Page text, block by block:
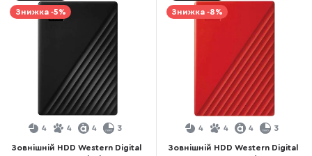
Знижка -5%
4 4 4 3
Зовнішній HDD Western Digital
Знижка -8%
4 4 4 3
Зовнішній HDD Western Digital